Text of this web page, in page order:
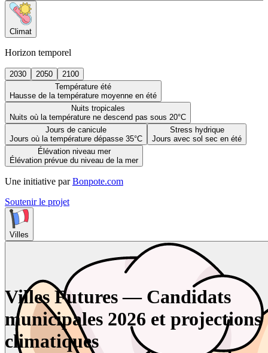
Climat
Horizon temporel
2030 2050
2100
Température été
Hausse de la température moyenne en été
Nuits tropicales
Nuits où la température ne descend pas sous 20°C
Jours de canicule
Jours où la température dépasse 35°C
Stress hydrique
Jours avec sol sec en été
Élévation niveau mer
Élévation prévue du niveau de la mer
Une initiative par Bonpote.com
Soutenir le projet
Villes
Villes Futures — Candidats
municipales 2026 et projections
climatiques